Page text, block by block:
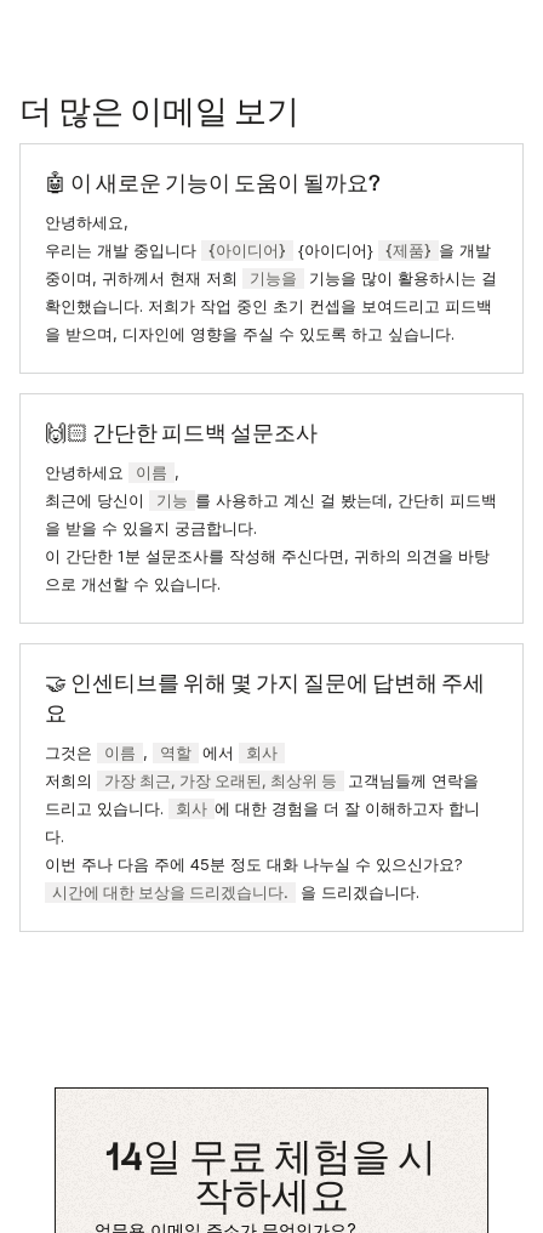
더 많은 이메일 보기
🤖 이 새로운 기능이 도움이 될까요?
안녕하세요,
우리는 개발 중입니다
{아이디어} {아이디어} {제품} 을 개발
중이며, 귀하께서 현재 저희
기능을
기능을 많이 활용하시는 걸
확인했습니다. 저희가 작업 중인 초기 컨셉을 보여드리고 피드백
을 받으며, 디자인에 영향을 주실 수 있도록 하고 싶습니다.
🙌🏻 간단한 피드백 설문조사
안녕하세요 이름 ,
최근에 당신이
기능 를 사용하고 계신 걸 봤는데, 간단히 피드백
을 받을 수 있을지 궁금합니다.
이 간단한 1분 설문조사를 작성해 주신다면, 귀하의 의견을 바탕
으로 개선할 수 있습니다.
🤝 인센티브를 위해 몇 가지 질문에 답변해 주세
요
그것은 이름 , 역할 에서
회사
저희의
가장 최근, 가장 오래된, 최상위 등
고객님들께 연락을
드리고 있습니다.
회사 에 대한 경험을 더 잘 이해하고자 합니
다.
이번 주나 다음 주에 45분 정도 대화 나누실 수 있으신가요?
시간에 대한 보상을 드리겠습니다.
을 드리겠습니다.
14일 무료 체험을 시
작하세요